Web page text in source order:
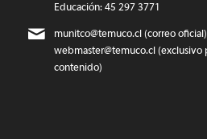
Educación: 45 297 3771
munitco@temuco.cl(correo oficial)
webmaster@temuco.cl(exclusivo
contenido)